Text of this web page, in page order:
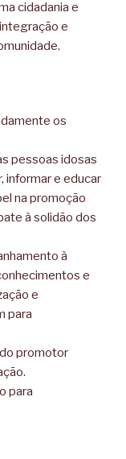
cidadania e
e
os
pessoas idosas
informar e educar
na promoção
à solidão dos
à
e
e
para
promotor
para